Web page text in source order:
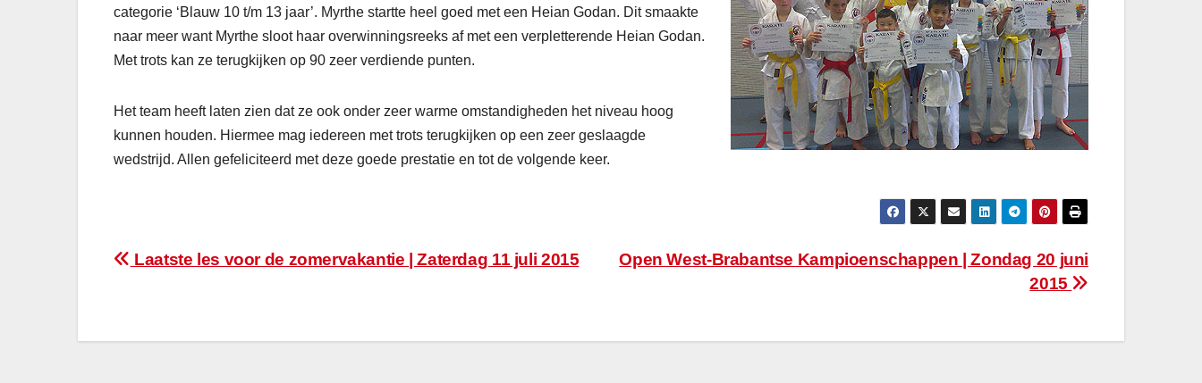
categorie ‘Blauw 10 t/m 13 jaar’. Myrthe startte heel goed met een Heian Godan. Dit smaakte
naar meer want Myrthe sloot haar overwinningsreeks af met een verpletterende Heian Godan.
Met trots kan ze terugkijken op 90 zeer verdiende punten.
Het team heeft laten zien dat ze ook onder zeer warme omstandigheden het niveau hoog
kunnen houden. Hiermee mag iedereen met trots terugkijken op een zeer geslaagde
wedstrijd. Allen gefeliciteerd met deze goede prestatie en tot de volgende keer.
Bericht
Open West-Brabantse Kampioenschappen | Zondag 20 juni
2015
Laatste les voor de zomervakantie | Zaterdag 11 juli 2015